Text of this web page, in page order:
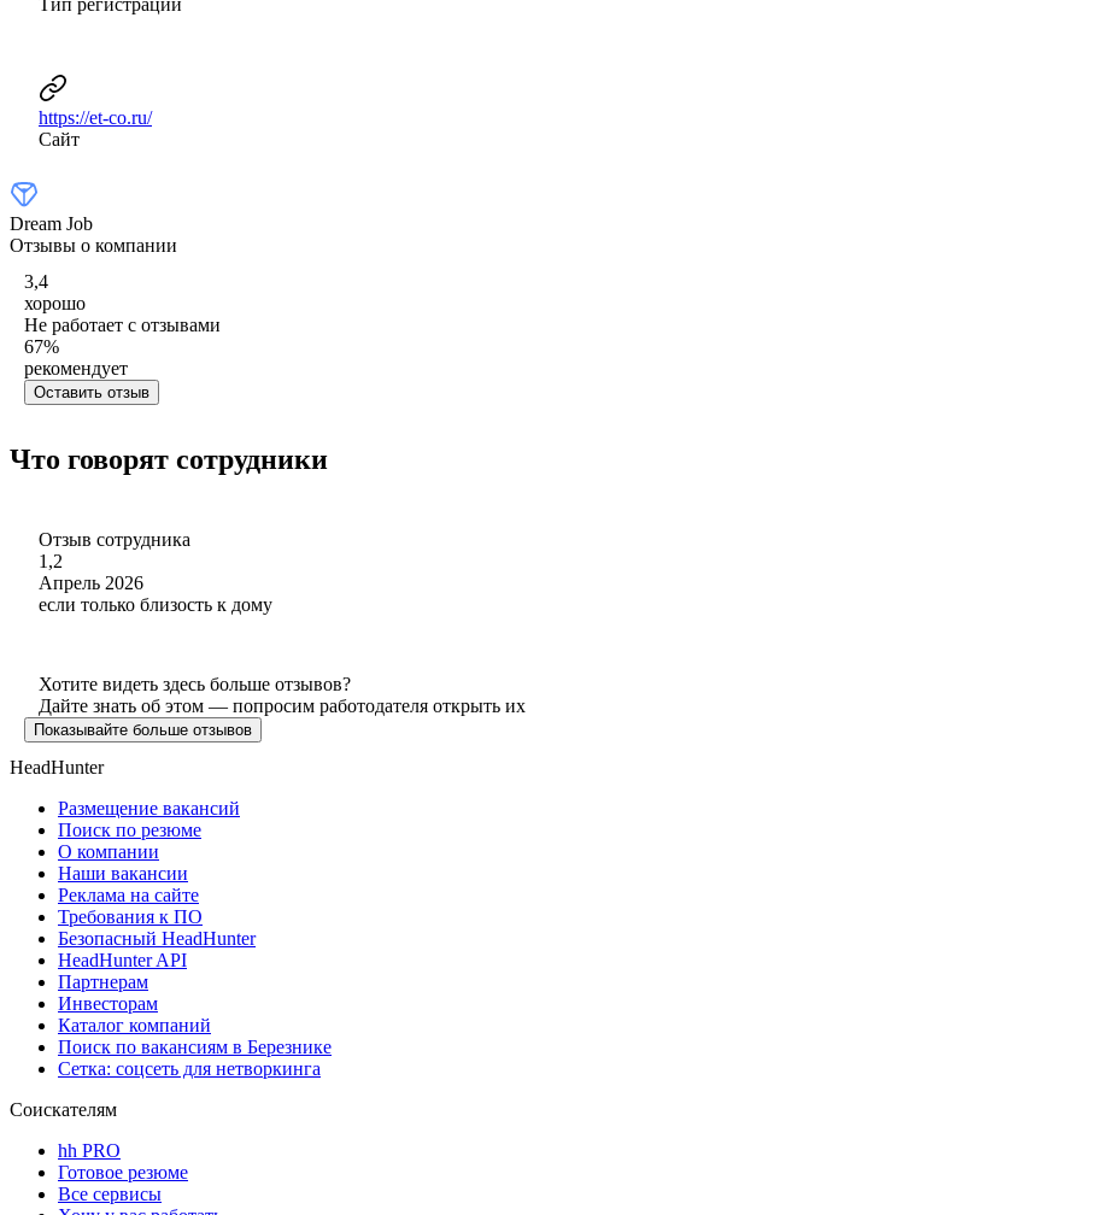
https://et-co.ru/
Сайт
Dream Job
Отзывы о компании
3,4
хорошо
Не работает с отзывами
67%
рекомендует
Оставить отзыв
Что говорят сотрудники
Отзыв сотрудника
1,2
Апрель 2026
если только близость к дому
Хотите видеть здесь больше отзывов?
Дайте знать об этом — попросим работодателя открыть их
Показывайте больше отзывов
HeadHunter
Размещение вакансий
Поиск по резюме
О компании
Наши вакансии
Реклама на сайте
Требования к ПО
Безопасный HeadHunter
HeadHunter API
Партнерам
Инвесторам
Каталог компаний
Поиск по вакансиям в Березнике
Сетка: соцсеть для нетворкинга
Соискателям
hh PRO
Готовое резюме
Все сервисы